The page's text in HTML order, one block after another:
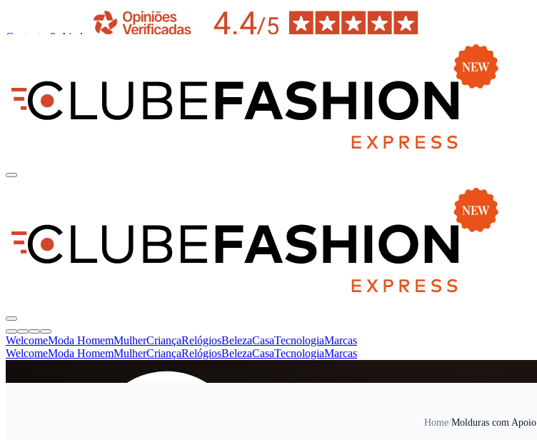
Contacto & Ajuda
WelcomeModa HomemMulherCriançaRelógiosBelezaCasaTecnologiaMarcas
WelcomeModa HomemMulherCriançaRelógiosBelezaCasaTecnologiaMarcas
Home/Molduras com Apoio